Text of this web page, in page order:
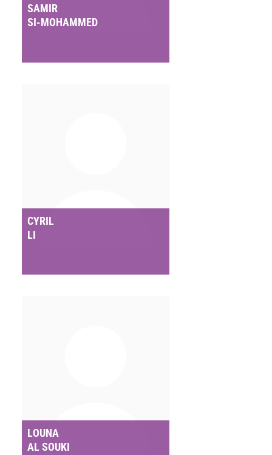
SAMIR
SI-MOHAMMED
CYRIL
LI
LOUNA
AL SOUKI